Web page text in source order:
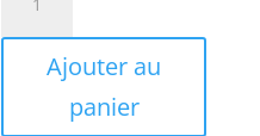
AE114
MERCEDES
Ajouter au
panier